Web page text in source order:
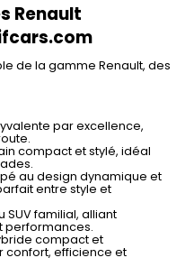
Renault
de la gamme Renault, des
par excellence,
compact et stylé, idéal
au design dynamique et
entre style et
SUV familial, alliant
performances.
compact et
confort, efficience et